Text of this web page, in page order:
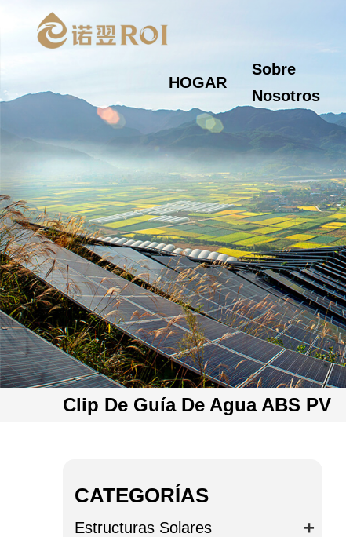
HOGAR
Sobre
Nosotros
Clip De Guía De Agua ABS PV
CATEGORÍAS
Estructuras Solares